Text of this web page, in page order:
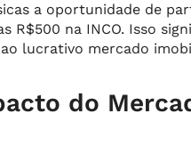
a oportunidade de
R$500 na INCO. Isso
lucrativo mercado
do